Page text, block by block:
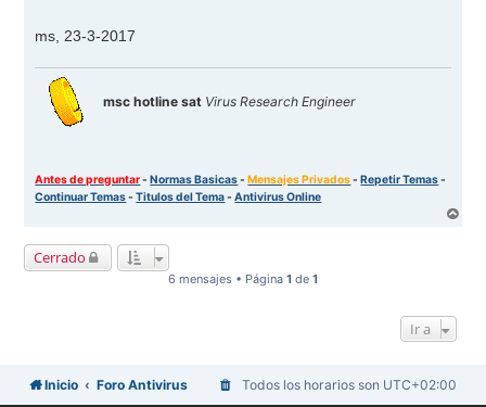
ms, 23-3-2017
msc hotline sat Virus Research Engineer
Antes de preguntar-Normas Basicas-Mensajes Privados-Repetir Temas-
Continuar Temas-Titulos del Tema-Antivirus Online
Cerrado
6 mensajes • Página 1 de 1
Ir a
Inicio Foro Antivirus Todos los horarios son UTC+02:00